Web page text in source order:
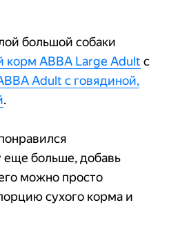
большой собаки
корм АВВА Large Adult с
Adult с говядиной,
.
еще больше, добавь
можно просто
сухого корма и